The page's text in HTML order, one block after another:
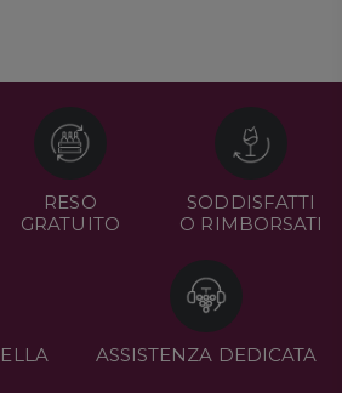
RESO
GRATUITO
SODDISFATTI
O RIMBORSATI
ASSISTENZA DEDICATA